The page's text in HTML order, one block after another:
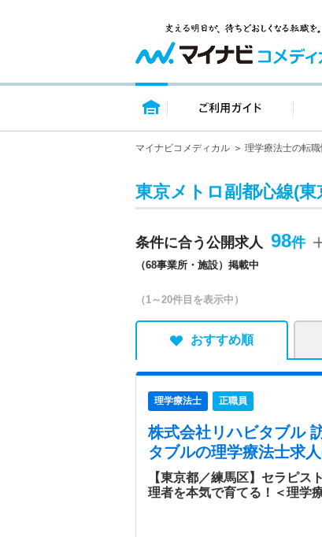
トップページ ご利
マイナビコメディカル 理学療法士の転職
東京メトロ副都心線(
条件に合う公開求人 98
（68事業所・施設）掲載中
（1～20件目を表示中）
おすすめ順
理学療法士 正職員
株式会社リハビタブル
タブルの理学療法士求
【東京都／練馬区】セラピス
理者を本気で育てる！＜理学